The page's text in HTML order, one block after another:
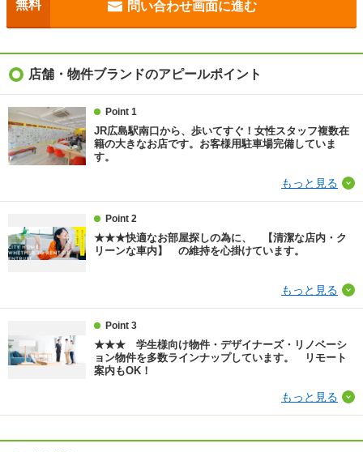
入居 相談
損保 要
物件備考
掲載情報と現況が相違する場合現況を優先と致しま
す 写真は同物件仕様参考写真です ◆個人契約の
ト ◆安心サポート月額1430円 ◆鍵交換費用22000
無料 問い合わせ画面に進む
店舗・物件ブランドのアピールポイント
Point 1
JR広島駅南口から、歩いてすぐ！女性スタッフ複数在
籍の大きなお店です。お客様用駐車場完備していま
す。
もっと見る
Point 2
★★★快適なお部屋探しの為に、 【清潔な店内・ク
リーンな車内】 の維持を心掛けています。
もっと見る
Point 3
★★★ 学生様向け物件・デザイナーズ・リノベーシ
ョン物件を多数ラインナップしています。 リモート
案内もOK！
もっと見る